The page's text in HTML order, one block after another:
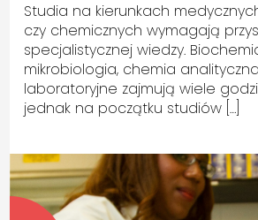
Studia na kierunkach
czy chemicznych wymagają
specjalistycznej wiedzy.
mikrobiologia, chemia
laboratoryjne zajmują wiele
jednak na początku studiów […]